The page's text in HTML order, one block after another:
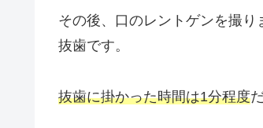
その後、口のレントゲンを撮
抜歯です。
抜歯に掛かった時間は1分程度